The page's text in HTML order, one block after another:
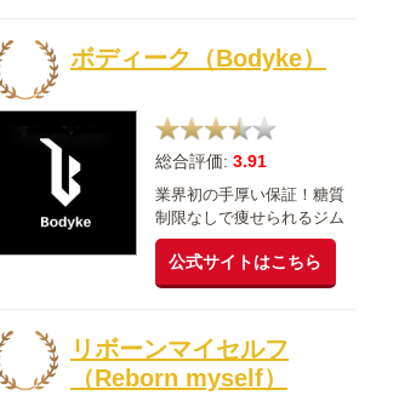
ボディーク（Bodyke）
総合評価: 3.91
業界初の手厚い保証！糖質
制限なしで痩せられるジム
公式サイトはこちら
リボーンマイセルフ
（Reborn myself）